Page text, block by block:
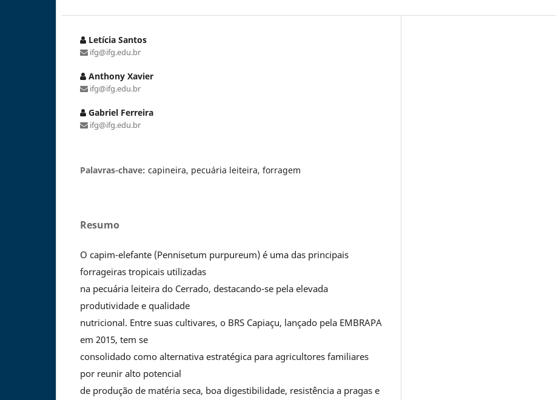
Letícia Santos
ifg@ifg.edu.br
Anthony Xavier
ifg@ifg.edu.br
Gabriel Ferreira
ifg@ifg.edu.br
Palavras-chave: capineira, pecuária leiteira, forragem
Resumo
O capim-elefante (Pennisetum purpureum) é uma das principais
forrageiras tropicais utilizadas
na pecuária leiteira do Cerrado, destacando-se pela elevada
produtividade e qualidade
nutricional. Entre suas cultivares, o BRS Capiaçu, lançado pela EMBRAPA
em 2015, tem se
consolidado como alternativa estratégica para agricultores familiares
por reunir alto potencial
de produção de matéria seca, boa digestibilidade, resistência a pragas e